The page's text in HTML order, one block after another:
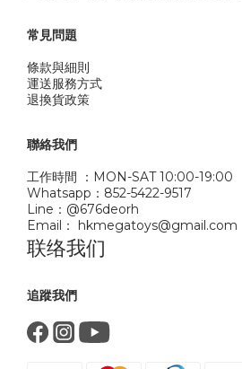
常見問題
條款與細則
運送服務方式
退換貨政策
聯絡我們
工作時間 ：MON-SAT 10:00-19:00
Whatsapp：852-5422-9517
Line：@676deorh
Email： hkmegatoys@gmail.com
联络我们
追蹤我們